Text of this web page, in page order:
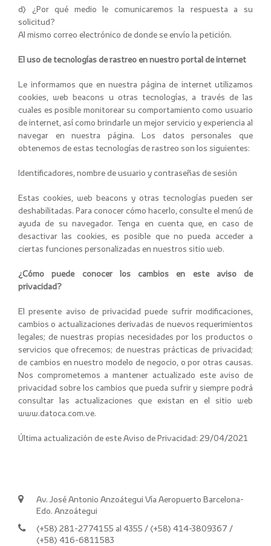
d) ¿Por qué medio le comunicaremos la respuesta a su
solicitud?
Al mismo correo electrónico de donde se envío la petición.
El uso de tecnologías de rastreo en nuestro portal de internet
Le informamos que en nuestra página de internet utilizamos
cookies, web beacons u otras tecnologías, a través de las
cuales es posible monitorear su comportamiento como usuario
de internet, así como brindarle un mejor servicio y experiencia al
navegar en nuestra página. Los datos personales que
obtenemos de estas tecnologías de rastreo son los siguientes:
Identificadores, nombre de usuario y contraseñas de sesión
Estas cookies, web beacons y otras tecnologías pueden ser
deshabilitadas. Para conocer cómo hacerlo, consulte el menú de
ayuda de su navegador. Tenga en cuenta que, en caso de
desactivar las cookies, es posible que no pueda acceder a
ciertas funciones personalizadas en nuestros sitio web.
¿Cómo puede conocer los cambios en este aviso de
privacidad?
El presente aviso de privacidad puede sufrir modificaciones,
cambios o actualizaciones derivadas de nuevos requerimientos
legales; de nuestras propias necesidades por los productos o
servicios que ofrecemos; de nuestras prácticas de privacidad;
de cambios en nuestro modelo de negocio, o por otras causas.
Nos comprometemos a mantener actualizado este aviso de
privacidad sobre los cambios que pueda sufrir y siempre podrá
consultar las actualizaciones que existan en el sitio web
www.datoca.com.ve.
Última actualización de este Aviso de Privacidad: 29/04/2021
Av. José Antonio Anzoátegui Vía Aeropuerto Barcelona-
Edo. Anzoátegui
(+58) 281-2774155 al 4355 / (+58) 414-3809367 /
(+58) 416-6811583